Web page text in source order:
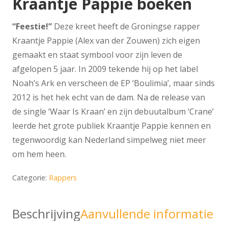
“Feestie!” Deze kreet heeft de Groningse rapper
Kraantje Pappie (Alex van der Zouwen) zich eigen
gemaakt en staat symbool voor zijn leven de
afgelopen 5 jaar. In 2009 tekende hij op het label
Noah’s Ark en verscheen de EP ‘Boulimia’, maar sinds
2012 is het hek echt van de dam. Na de release van
de single ‘Waar Is Kraan’ en zijn debuutalbum ‘Crane’
leerde het grote publiek Kraantje Pappie kennen en
tegenwoordig kan Nederland simpelweg niet meer
om hem heen.
Categorie: Rappers
BeschrijvingAanvullende informatie